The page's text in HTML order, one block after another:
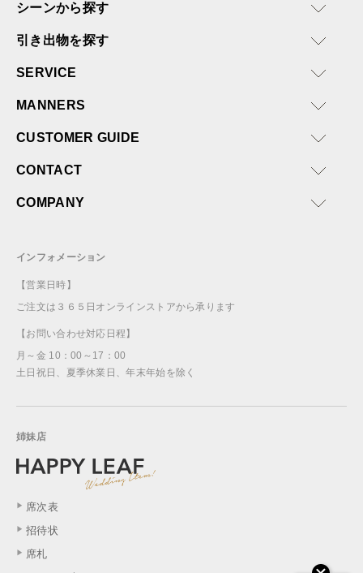
シーンから探す
引き出物を探す
SERVICE
MANNERS
CUSTOMER GUIDE
CONTACT
COMPANY
インフォメーション
【営業日時】
ご注文は３６５日オンラインストアから承ります
【お問い合わせ対応日程】
月～金 10：00～17：00
土日祝日、夏季休業日、年末年始を除く
姉妹店
席次表
招待状
席札